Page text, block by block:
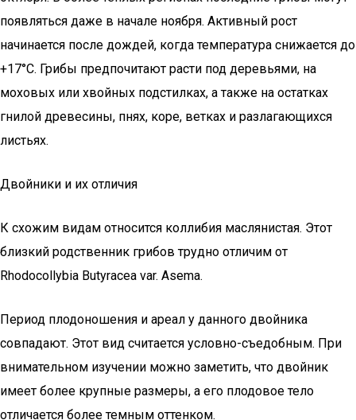
появляться даже в начале ноября. Активный рост
начинается после дождей, когда температура снижается до
+17°C. Грибы предпочитают расти под деревьями, на
моховых или хвойных подстилках, а также на остатках
гнилой древесины, пнях, коре, ветках и разлагающихся
листьях.
Двойники и их отличия
К схожим видам относится коллибия маслянистая. Этот
близкий родственник грибов трудно отличим от
Rhodocollybia Butyracea var. Asema.
Период плодоношения и ареал у данного двойника
совпадают. Этот вид считается условно-съедобным. При
внимательном изучении можно заметить, что двойник
имеет более крупные размеры, а его плодовое тело
отличается более темным оттенком.